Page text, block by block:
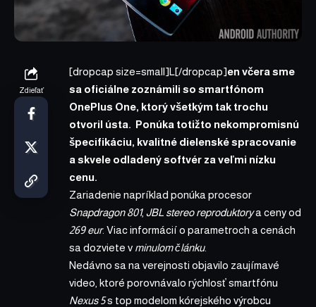
Zdieľať
[dropcap size=small]L[/dropcap]en včera sme
sa oficiálne zoznámili so smartfónom
OnePlus One, ktorý všetkým tak trochu
otvoril ústa. Ponúka totižto nekompromisnú
špecifikáciu, kvalitné dielenské spracovanie
a skvele odladený softvér za veľmi nízku
cenu.
Zariadenie napríklad ponúka procesor
Snapdragon 801, JBL stereo reproduktorya ceny od
269 eur. Viac informácií o parametroch a cenách
sa dozviete v minulom článku.
Nedávno sa na verejnosti objavilo zaujímavé
video, ktoré porovnávalo rýchlosť smartfónu
Nexus 5s top modelom kórejského výrobcu